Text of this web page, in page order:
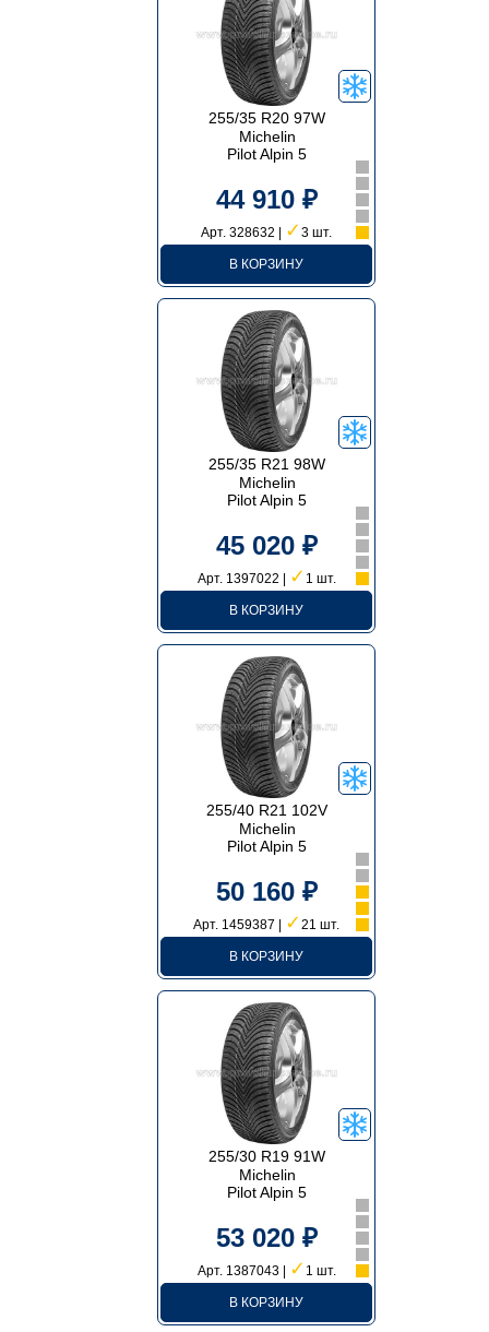
255/35 R20 97W
Michelin
Pilot Alpin 5
44 910 ₽
Арт. 328632 | ✓3 шт.
В КОРЗИНУ
255/35 R21 98W
Michelin
Pilot Alpin 5
45 020 ₽
Арт. 1397022 | ✓ 1 шт.
В КОРЗИНУ
255/40 R21 102V
Michelin
Pilot Alpin 5
50 160 ₽
Арт. 1459387 | ✓21 шт.
В КОРЗИНУ
255/30 R19 91W
Michelin
Pilot Alpin 5
53 020 ₽
Арт. 1387043 | ✓ 1 шт.
В КОРЗИНУ